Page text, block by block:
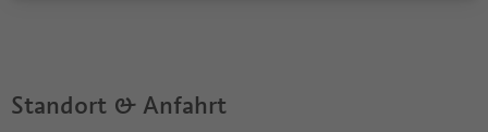
Standort & Anfahrt